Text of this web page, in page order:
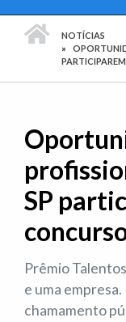
PÁGINA INICIAL
NOTÍCIAS
SP
Prêmio
e uma
chamamento